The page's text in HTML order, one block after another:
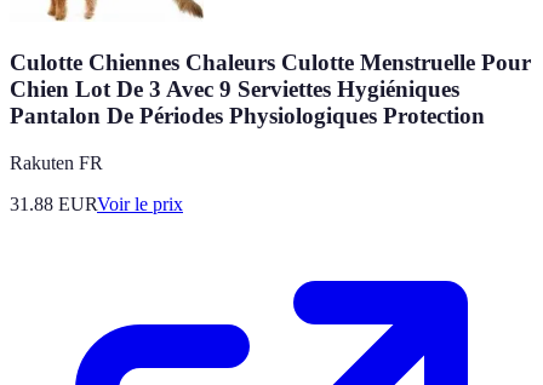
Culotte Chiennes Chaleurs Culotte Menstruelle Pour
Chien Lot De 3 Avec 9 Serviettes Hygiéniques
Pantalon De Périodes Physiologiques Protection
Rakuten FR
31.88 EURVoir le prix